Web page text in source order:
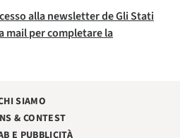
alla newsletter de Gli Stati
mail per completare la
SIAMO
& CONTEST
E PUBBLICITÀ